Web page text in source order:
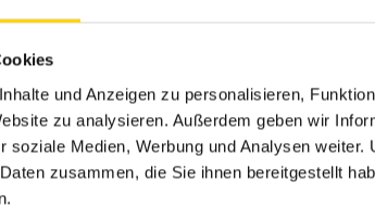
und Anzeigen zu personalisieren,
zu analysieren. Außerdem geben wir
soziale Medien, Werbung und Analysen
zusammen, die Sie ihnen bereitgestellt